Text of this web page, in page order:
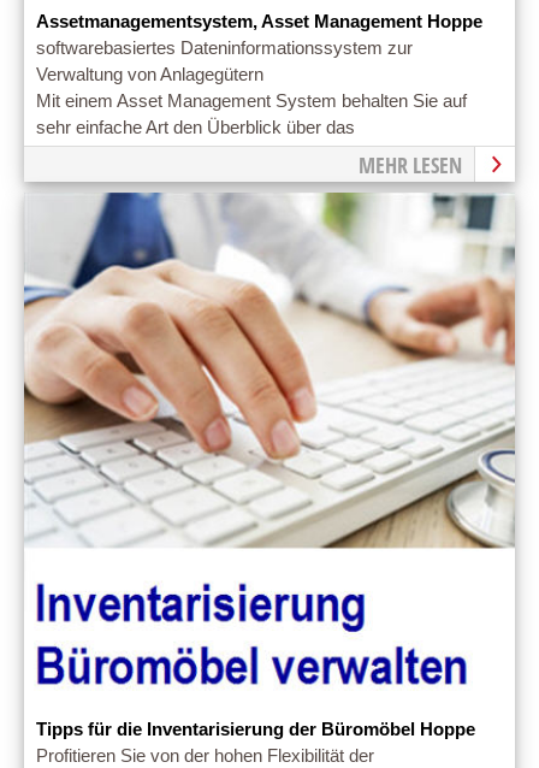
Assetmanagementsystem, Asset Management Hoppe
softwarebasiertes Dateninformationssystem zur
Verwaltung von Anlagegütern
Mit einem Asset Management System behalten Sie auf
sehr einfache Art den Überblick über das
MEHR LESEN
Tipps für die Inventarisierung der Büromöbel Hoppe
Profitieren Sie von der hohen Flexibilität der